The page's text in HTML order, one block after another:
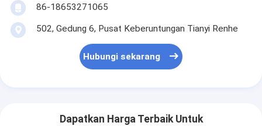
86-18653271065
502, Gedung 6, Pusat Keberuntungan Tianyi Renhe
Hubungi sekarang
Dapatkan Harga Terbaik Untuk